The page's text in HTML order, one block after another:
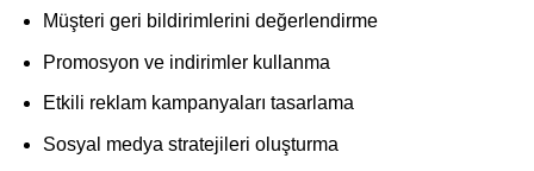
Müşteri geri bildirimlerini değerlendirme
Promosyon ve indirimler kullanma
Etkili reklam kampanyaları tasarlama
Sosyal medya stratejileri oluşturma